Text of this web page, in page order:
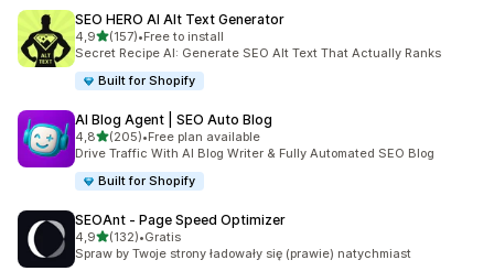
SEO HERO AI Alt Text Generator
4,9na 5 gwiazdek
(157)
Łączna liczba recenzji: 157
•Free to install
Secret Recipe AI: Generate SEO Alt Text That Actually Ranks
Built for Shopify
AI Blog Agent | SEO Auto Blog
4,8na 5 gwiazdek
(205)
Łączna liczba recenzji: 205
•Free plan available
Drive Traffic With AI Blog Writer & Fully Automated SEO Blog
Built for Shopify
SEOAnt ‑ Page Speed Optimizer
4,9na 5 gwiazdek
(132)
Łączna liczba recenzji: 132
•Gratis
Spraw by Twoje strony ładowały się (prawie) natychmiast